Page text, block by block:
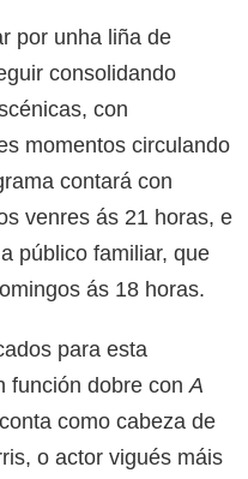
por unha liña de
consolidando
con
momentos circulando
contará con
venres ás 21 horas, e
público familiar, que
ás 18 horas.
para esta
función dobre con A
como cabeza de
o actor vigués máis